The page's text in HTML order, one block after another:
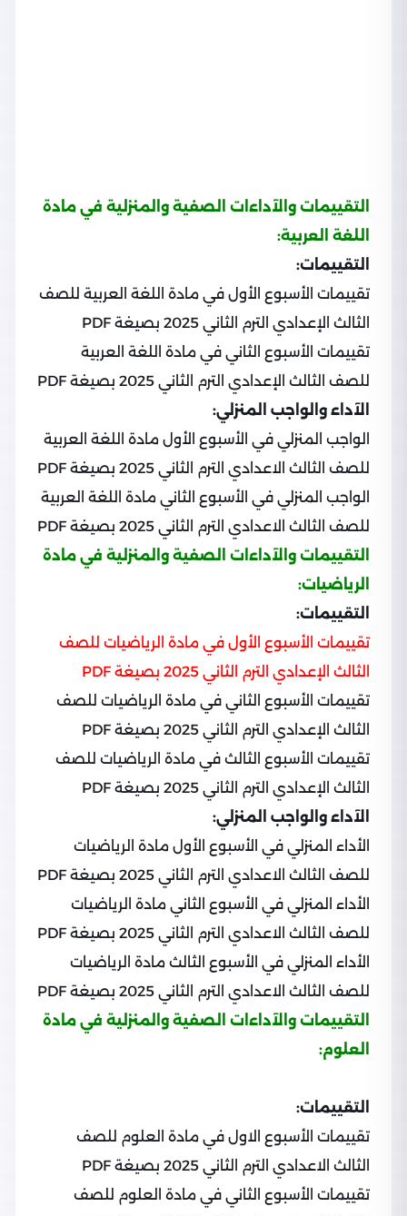
التقييمات والآداءات الصفية والمنزلية في مادة
اللغة العربية:
التقييمات:
تقييمات الأسبوع الأول في مادة اللغة العربية للصف
الثالث الإعدادي الترم الثاني 2025 بصيغة PDF
تقييمات الأسبوع الثاني في مادة اللغة العربية
للصف الثالث الإعدادي الترم الثاني 2025 بصيغة PDF
الآداء والواجب المنزلي:
الواجب المنزلي في الأسبوع الأول مادة اللغة العربية
للصف الثالث الاعدادي الترم الثاني 2025 بصيغة PDF
الواجب المنزلي في الأسبوع الثاني مادة اللغة العربية
للصف الثالث الاعدادي الترم الثاني 2025 بصيغة PDF
التقييمات والآداءات الصفية والمنزلية في مادة
الرياضيات:
التقييمات:
تقييمات الأسبوع الأول في مادة الرياضيات للصف
الثالث الإعدادي الترم الثاني 2025 بصيغة PDF
تقييمات الأسبوع الثاني في مادة الرياضيات للصف
الثالث الإعدادي الترم الثاني 2025 بصيغة PDF
تقييمات الأسبوع الثالث في مادة الرياضيات للصف
الثالث الإعدادي الترم الثاني 2025 بصيغة PDF
الآداء والواجب المنزلي:
الأداء المنزلي في الأسبوع الأول مادة الرياضيات
للصف الثالث الاعدادي الترم الثاني 2025 بصيغة PDF
الأداء المنزلي في الأسبوع الثاني مادة الرياضيات
للصف الثالث الاعدادي الترم الثاني 2025 بصيغة PDF
الأداء المنزلي في الأسبوع الثالث مادة الرياضيات
للصف الثالث الاعدادي الترم الثاني 2025 بصيغة PDF
التقييمات والآداءات الصفية والمنزلية في مادة
العلوم:
التقييمات:
تقييمات الأسبوع الاول في مادة العلوم للصف
الثالث الاعدادي الترم الثاني 2025 بصيغة PDF
تقييمات الأسبوع الثاني في مادة العلوم للصف